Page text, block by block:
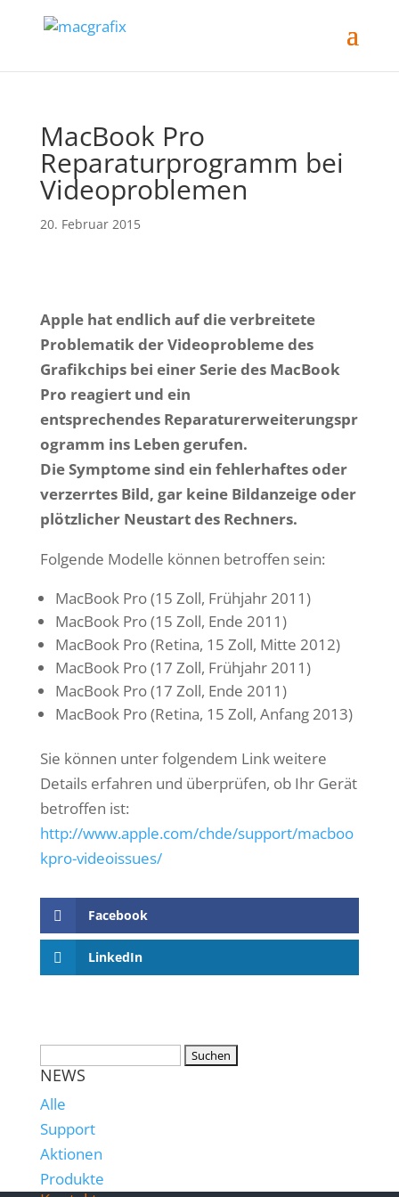
MacBook Pro
Reparaturprogramm bei
Videoproblemen
20. Februar 2015
Apple hat endlich auf die verbreitete
Problematik der Videoprobleme des
Grafikchips bei einer Serie des MacBook
Pro reagiert und ein
entsprechendes Reparaturerweiterungspr
ogramm ins Leben gerufen.
Die Symptome sind ein fehlerhaftes oder
verzerrtes Bild, gar keine Bildanzeige oder
plötzlicher Neustart des Rechners.
Folgende Modelle können betroffen sein:
MacBook Pro (15 Zoll, Frühjahr 2011)
MacBook Pro (15 Zoll, Ende 2011)
MacBook Pro (Retina, 15 Zoll, Mitte 2012)
MacBook Pro (17 Zoll, Frühjahr 2011)
MacBook Pro (17 Zoll, Ende 2011)
MacBook Pro (Retina, 15 Zoll, Anfang 2013)
Sie können unter folgendem Link weitere
Details erfahren und überprüfen, ob Ihr Gerät
betroffen ist:
http://www.apple.com/chde/support/macboo
kpro-videoissues/
Facebook
LinkedIn
NEWS
Alle
Support
Aktionen
Produkte